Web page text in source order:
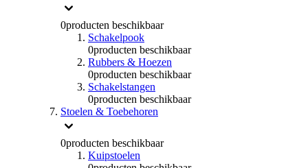
0producten beschikbaar
Schakelpook
0producten beschikbaar
Rubbers & Hoezen
0producten beschikbaar
Schakelstangen
0producten beschikbaar
Stoelen & Toebehoren
0producten beschikbaar
Kuipstoelen